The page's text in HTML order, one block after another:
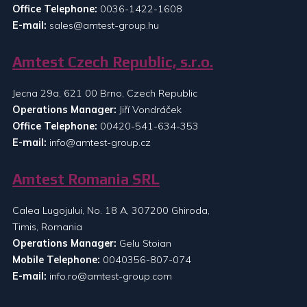
Office Telephone: 0036-1422-1608
E-mail: sales@amtest-group.hu
Amtest Czech Republic, s.r.o.
Jecna 29a, 621 00 Brno, Czech Republic
Operations Manager: Jiří Vondráček
Office Telephone: 00420-541-634-353
E-mail: info@amtest-group.cz
Amtest Romania SRL
Calea Lugojului, No. 18 A, 307200 Ghiroda,
Timis, Romania
Operations Manager: Gelu Stoian
Mobile Telephone: 0040356-807-074
E-mail: info.ro@amtest-group.com